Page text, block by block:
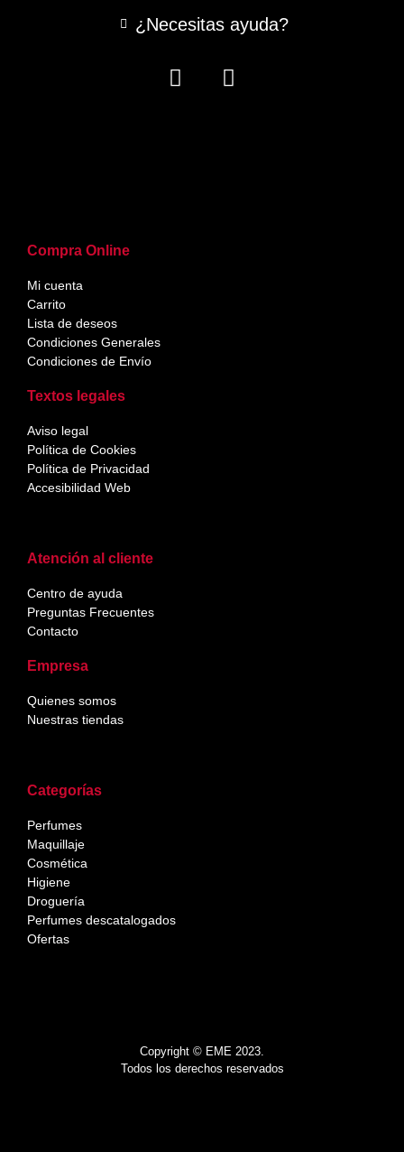
Copyright © EME 2023.
Todos los derechos reservados
Categorías
Perfumes
Maquillaje
Cosmética
Higiene
Droguería
Perfumes descatalogados
Ofertas
Atención al cliente
Centro de ayuda
Preguntas Frecuentes
Contacto
Empresa
Quienes somos
Nuestras tiendas
Compra Online
Mi cuenta
Carrito
Lista de deseos
Condiciones Generales
Condiciones de Envío
Textos legales
Aviso legal
Política de Cookies
Política de Privacidad
Accesibilidad Web
¿Necesitas ayuda?